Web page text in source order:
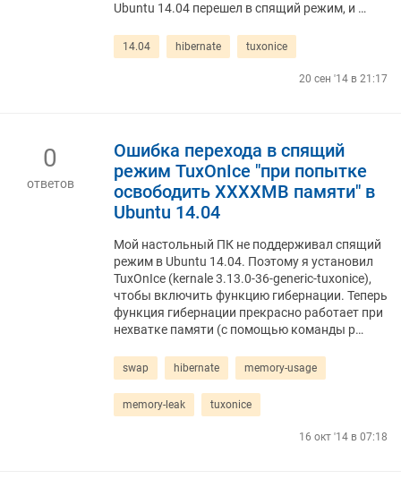
Ubuntu 14.04 перешел в спящий режим, и …
14.04 hibernate tuxonice
20 сен '14 в 21:17
0
ответов
Ошибка перехода в спящий
режим TuxOnIce "при попытке
освободить XXXXMB памяти" в
Ubuntu 14.04
Мой настольный ПК не поддерживал спящий
режим в Ubuntu 14.04. Поэтому я установил
TuxOnIce (kernale 3.13.0-36-generic-tuxonice),
чтобы включить функцию гибернации. Теперь
функция гибернации прекрасно работает при
нехватке памяти (с помощью команды p…
swap hibernate memory-usage
memory-leak tuxonice
16 окт '14 в 07:18